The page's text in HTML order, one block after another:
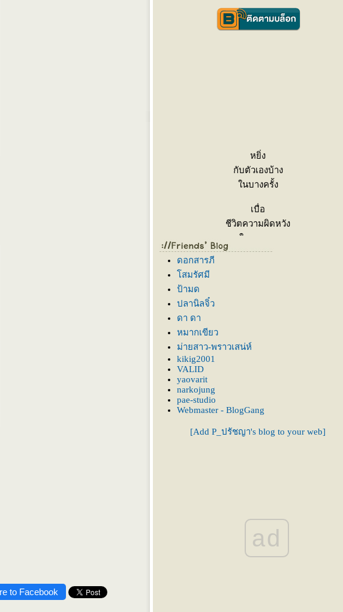
to Facebook
หยิ่ง
กับตัวเองบ้าง
นบางครั้ง
เบื่อ
ชีวิตความผิดหวัง
นบางหน
ดอกสารภี
สมรัศมี
ป้ามด
ปลานิลจิ๋ว
ดา ดา
หมากเขียว
ม่ายสาว-พราวเสน่ห์
kikig2001
VALID
yaovarit
narkojung
pae-studio
Webmaster - BlogGang
[Add P_ปรัชญา's blog to your web]
ad